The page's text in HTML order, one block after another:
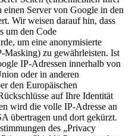
Server von Google in den
Wir weisen darauf hin, dass
um den Code
um eine anonymisierte
Masking) zu gewährleisten. Ist
IP-Adressen innerhalb von
oder in anderen
den Europäischen
auf Ihre Identität
wird die volle IP-Adresse an
übertragen und dort gekürzt.
des „Privacy